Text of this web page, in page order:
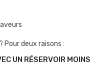
Pour deux raisons :
UN RÉSERVOIR MOINS